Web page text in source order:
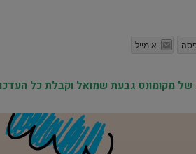
אימייל
מקומונט גבעת שמואל וקבלת כל